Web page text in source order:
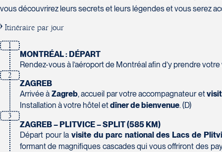
vous découvrirez leurs secrets et leurs légendes et vous serez
Itinéraire par jour
1
MONTRÉAL : DÉPART
Rendez-vous à l’aéroport de Montréal afin d’y prendre
2
ZAGREB
Arrivée à Zagreb, accueil par votre accompagnateur et
Installation à votre hôtel etdîner de bienvenue. (D)
3
ZAGREB – PLITVICE – SPLIT (585 KM)
Départ pour lavisite du parc national des Lacs de
formant de magnifiques cascades qui vous offriront des
420 Boulevard Manseau
J6E 3E1
Voyages Terre et Monde
1460 Chemin Gascon
J6X 2Z5
Tél :450-964-3574
Voyages des Laurentides
J9L 3J1
819-623-2511 / 1-866-385-2511
Tél :
450-688-6211 / 1-888-682-8616
Club Voyages Orientation
Boucherville
J4B 6P5
Club Voyages Princesse
686 rue Principale
Granby
Tél :819-778-2225 / 1-844-869-2439
Sainte-Foy
Tél :418-653-6221
5401 Boulevard Des Galeries - Local 104 (porte H)
Québec
Tél :418-652-2400 / 1-888-848-1518
Voyages Carpe Diem
Chicoutimi
Tél :418-543-0277